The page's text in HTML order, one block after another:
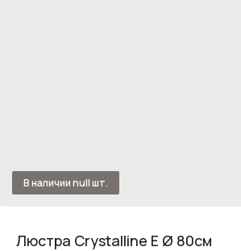
Люстра Crystalline E Ø 80см